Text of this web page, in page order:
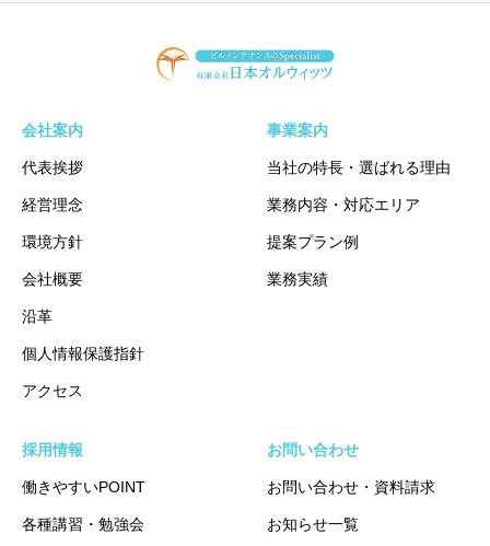
会社案内
代表挨拶
経営理念
環境方針
会社概要
沿革
個人情報保護指針
アクセス
事業案内
当社の特長・選ばれる理由
業務内容・対応エリア
提案プラン例
業務実績
採用情報
働きやすいPOINT
各種講習・勉強会
お問い合わせ
お問い合わせ・資料請求
お知らせ一覧